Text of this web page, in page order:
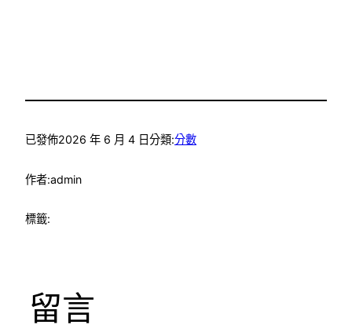
已發佈2026 年 6 月 4 日分類:分數
作者:admin
標籤:
留言